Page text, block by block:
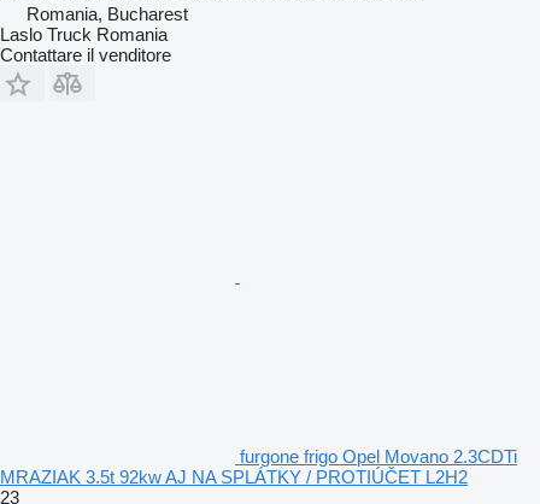
Romania, Bucharest
Laslo Truck Romania
Contattare il venditore
furgone frigo Opel Movano 2.3CDTi
MRAZIAK 3.5t 92kw AJ NA SPLÁTKY / PROTIÚČET L2H2
23